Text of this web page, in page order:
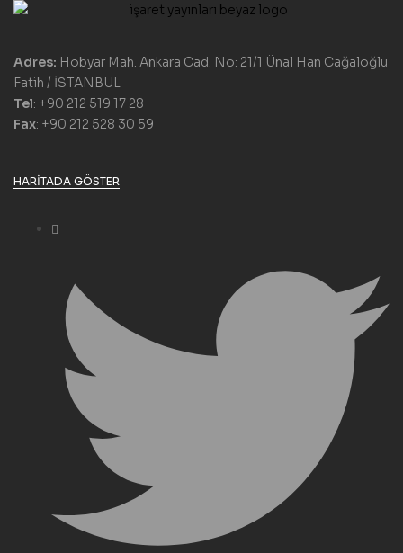
Adres: Hobyar Mah. Ankara Cad. No: 21/1 Ünal Han Cağaloğlu
Fatih / İSTANBUL
Tel: +90 212 519 17 28
Fax: +90 212 528 30 59
HARITADA GÖSTER